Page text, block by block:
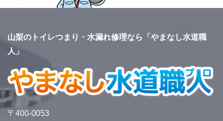
山梨のトイレつまり・水漏れ修理なら「やまなし水道職
人」
〒400-0053